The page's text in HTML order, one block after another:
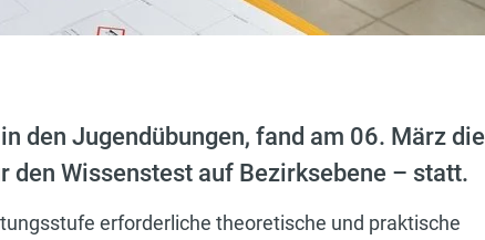
den Jugendübungen, fand am 06. März die
den Wissenstest auf Bezirksebene – statt.
erforderliche theoretische und praktische